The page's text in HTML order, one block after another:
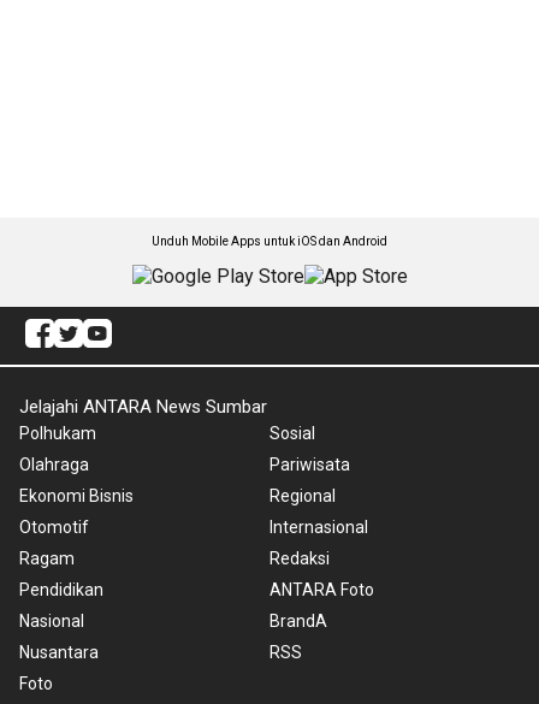
Unduh Mobile Apps untuk iOS dan Android
Jelajahi ANTARA News Sumbar
Polhukam
Olahraga
Ekonomi Bisnis
Otomotif
Ragam
Pendidikan
Nasional
Nusantara
Foto
Sosial
Pariwisata
Regional
Internasional
Redaksi
ANTARA Foto
BrandA
RSS